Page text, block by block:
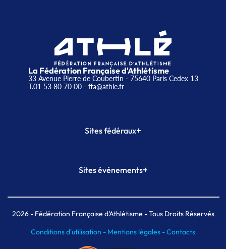
La Fédération Française d'Athlétisme
33 Avenue Pierre de Coubertin - 75640 Paris Cedex 13
T.01 53 80 70 00- ffa@athle.fr
Sites fédéraux+
Plateforme Formation
Sites événements+
Meeting de Paris indoor
MAIF Ekiden de Paris
2026- Fédération Française d'Athlétisme - Tous Droits Réservés
Conditions d'utilisation - Mentions légales -Contacts